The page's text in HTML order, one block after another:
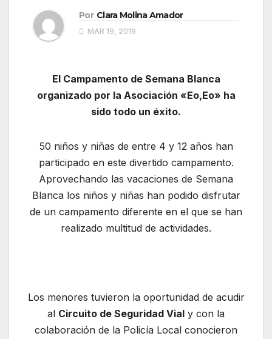
Por Clara Molina Amador
MAR 19, 2019
El Campamento de Semana Blanca
organizado por la Asociación «Eo,Eo» ha
sido todo un éxito.
50 niños y niñas de entre 4 y 12 años han
participado en este divertido campamento.
Aprovechando las vacaciones de Semana
Blanca los niños y niñas han podido disfrutar
de un campamento diferente en el que se han
realizado multitud de actividades.
Los menores tuvieron la oportunidad de acudir
al Circuito de Seguridad Vial y con la
colaboración de la Policía Local conocieron